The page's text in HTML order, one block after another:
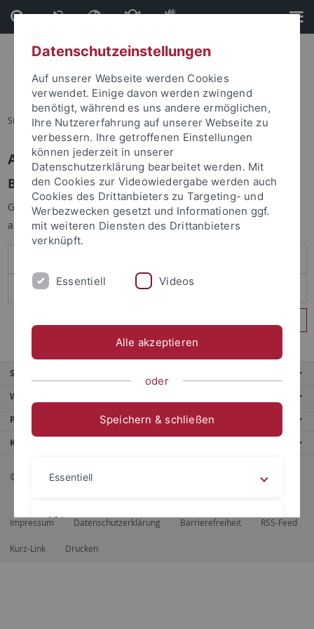
Direkt
zum
Inhalt
Direkt
zur
Fußleiste
Sie sind hier: Startseite
Anmelden
Benutzeranmeldung
Geben Sie Ihren Benutzernamen und Ihr Passwort an um sich
anzumelden:
Service
Weitere Angebote
Portale
Kontaktinfo
© 2026 Eberhard Karls Universität Tübingen, Tübingen
Impressum Datenschutzerklärung Barrierefreiheit RSS-Feed
Kurz-Link Drucken
Datenschutzeinstellungen
Auf unserer Webseite werden Cookies
verwendet. Einige davon werden zwingend
benötigt, während es uns andere ermöglichen,
Ihre Nutzererfahrung auf unserer Webseite zu
verbessern. Ihre getroffenen Einstellungen
können jederzeit in unserer
Datenschutzerklärung bearbeitet werden. Mit
den Cookies zur Videowiedergabe werden auch
Cookies des Drittanbieters zu Targeting- und
Werbezwecken gesetzt und Informationen ggf.
mit weiteren Diensten des Drittanbieters
verknüpft.
Essentiell Videos
Alle akzeptieren
oder
Speichern & schließen
Essentiell
Videos